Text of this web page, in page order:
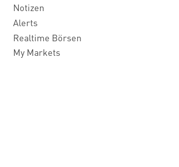
Notizen
Alerts
Realtime Börsen
My Markets